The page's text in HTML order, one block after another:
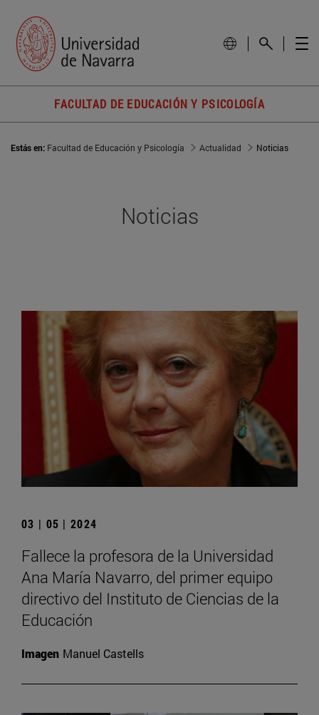
FACULTAD DE EDUCACIÓN Y PSICOLOGÍA
Estás en: Facultad de Educación y Psicología Actualidad Noticias
Noticias
03 | 05 | 2024
Fallece la profesora de la Universidad
Ana María Navarro, del primer equipo
directivo del Instituto de Ciencias de la
Educación
Imagen Manuel Castells